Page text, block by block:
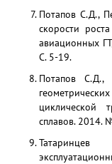
Потапов С.Д.,
скорости
авиационных
С. 5-19.
Потапов С.Д.,
циклической
сплавов. 2014.